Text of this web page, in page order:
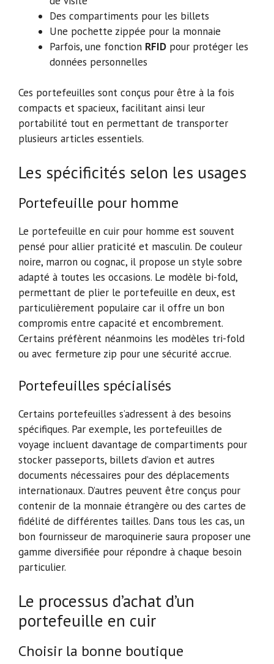
Des compartiments pour les billets
Une pochette zippée pour la monnaie
Parfois, une fonction RFID pour protéger les
données personnelles
Ces portefeuilles sont conçus pour être à la fois
compacts et spacieux, facilitant ainsi leur
portabilité tout en permettant de transporter
plusieurs articles essentiels.
Les spécificités selon les usages
Portefeuille pour homme
Le portefeuille en cuir pour homme est souvent
pensé pour allier praticité et masculin. De couleur
noire, marron ou cognac, il propose un style sobre
adapté à toutes les occasions. Le modèle bi-fold,
permettant de plier le portefeuille en deux, est
particulièrement populaire car il offre un bon
compromis entre capacité et encombrement.
Certains préfèrent néanmoins les modèles tri-fold
ou avec fermeture zip pour une sécurité accrue.
Portefeuilles spécialisés
Certains portefeuilles s’adressent à des besoins
spécifiques. Par exemple, les portefeuilles de
voyage incluent davantage de compartiments pour
stocker passeports, billets d’avion et autres
documents nécessaires pour des déplacements
internationaux. D’autres peuvent être conçus pour
contenir de la monnaie étrangère ou des cartes de
fidélité de différentes tailles. Dans tous les cas, un
bon fournisseur de maroquinerie saura proposer une
gamme diversifiée pour répondre à chaque besoin
particulier.
Le processus d’achat d’un
portefeuille en cuir
Choisir la bonne boutique